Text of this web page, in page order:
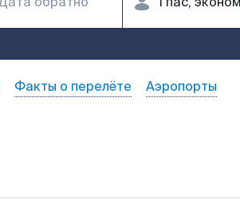
Факты о перелёте Аэропорты